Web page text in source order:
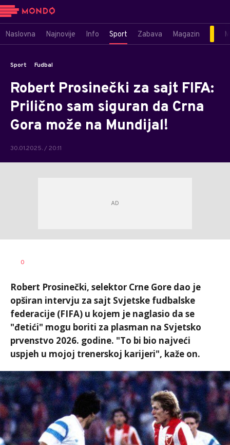
Naslovna Najnovije Info Sport Zabava Magazin
Sport Fudbal
Robert Prosinečki za sajt FIFA:
Prilično sam siguran da Crna
Gora može na Mundijal!
30.01.2025. / 20:11
AUTOR
0
Robert Prosinečki, selektor Crne Gore dao je
opširan intervju za sajt Svjetske fudbalske
federacije (FIFA) u kojem je naglasio da se
"đetići" mogu boriti za plasman na Svjetsko
prvenstvo 2026. godine. "To bi bio najveći
uspjeh u mojoj trenerskoj karijeri", kaže on.